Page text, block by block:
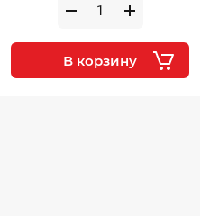
В корзину